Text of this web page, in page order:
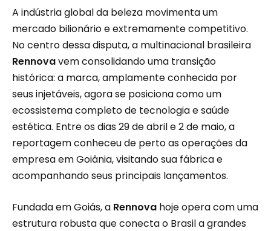
A indústria global da beleza movimenta um
mercado bilionário e extremamente competitivo.
No centro dessa disputa, a multinacional brasileira
Rennovavem consolidando uma transição
histórica: a marca, amplamente conhecida por
seus injetáveis, agora se posiciona como um
ecossistema completo de tecnologia e saúde
estética. Entre os dias 29 de abril e 2 de maio, a
reportagem conheceu de perto as operações da
empresa em Goiânia, visitando sua fábrica e
acompanhando seus principais lançamentos.
Fundada em Goiás, a Rennova hoje opera com uma
estrutura robusta que conecta o Brasil a grandes